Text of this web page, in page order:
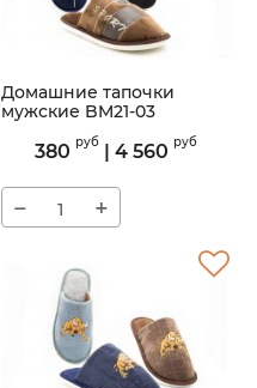
Домашние тапочки
мужские BM21-03
BM21-03
380 руб| 4 560 руб
− +